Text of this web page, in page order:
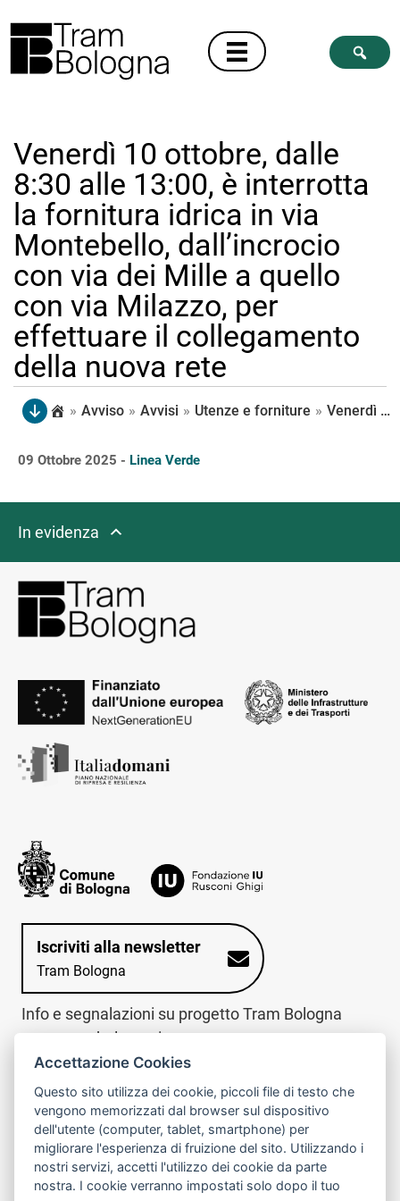
Venerdì 10 ottobre, dalle
8:30 alle 13:00, è interrotta
la fornitura idrica in via
Montebello, dall’incrocio
con via dei Mille a quello
con via Milazzo, per
effettuare il collegamento
della nuova rete
» Avviso » Avvisi » Utenze e forniture » Venerdì 10 ottobre, dalle 8:30 alle 13:00, è interrotta la fornitura idrica in via Montebello, dall’incrocio con via dei Mille a quello con via Milazzo, per effettuare il collegamento della nuova rete
09 Ottobre 2025 - Linea Verde
In evidenza
Iscriviti alla newsletter
Tram Bologna
Info e segnalazioni su progetto Tram Bologna
www.trambologna.it
trova infopoint sulla mappa interattiva
Trova l'infopoint
più vicino
telefona al call center
Chiama il call
center
800078611
Contatto cantiere per emergenze nei giorni festivi
o nelle ore notturne:366 65 36 063
Accettazione Cookies
Questo sito utilizza dei cookie, piccoli file di testo che
vengono memorizzati dal browser sul dispositivo
dell'utente (computer, tablet, smartphone) per
migliorare l'esperienza di fruizione del sito. Utilizzando i
nostri servizi, accetti l'utilizzo dei cookie da parte
nostra. I cookie verranno impostati solo dopo il tuo